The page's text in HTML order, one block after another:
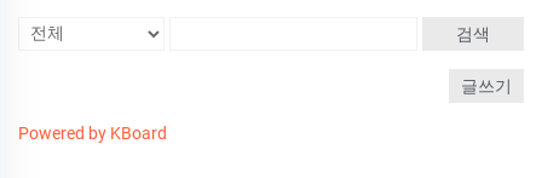
검색
글쓰기
Powered by KBoard